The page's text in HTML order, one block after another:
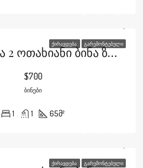
ᲥᲘᲠᲐᲕᲓᲔᲑᲐ ᲒᲐᲠᲔᲛᲝᲜᲢᲔᲑᲣᲚᲘ
Ქირავდება 2 Ოთახიანი Ბინა Ზალდასტანიშვილების Ქუჩაზე
$700
ᲑᲘᲜᲔᲑᲘ
1 1 65მ²
ᲥᲘᲠᲐᲕᲓᲔᲑᲐ ᲒᲐᲠᲔᲛᲝᲜᲢᲔᲑᲣᲚᲘ